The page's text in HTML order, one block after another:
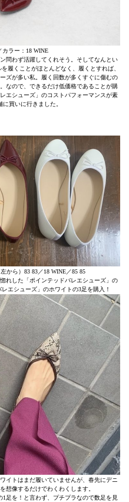
ラー：18 WINE
問わず活躍してくれそう。そしてなんとい
履くことがほとんどなく、履くとすれば、
ズが多い私。履く回数が多くすぐに傷むの
なので、できるだけ低価格であることが購
エシューズ」のコストパフォーマンスが素
買いに行きました。
から）83 83／18 WINE／85 85
れした「ポインテッドバレエシューズ」の
エシューズ」のホワイトの3足を購入！
イトはまだ履いていませんが、春先にデニ
想像するだけでわくわくします。
足を！と言わず、プチプラなので数足を見